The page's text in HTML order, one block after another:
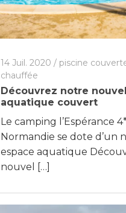
14 Juil. 2020 / piscine
chauffée
Découvrez notre
aquatique couvert
Le camping l’Espérance
Normandie se dote d’un
espace aquatique
nouvel […]